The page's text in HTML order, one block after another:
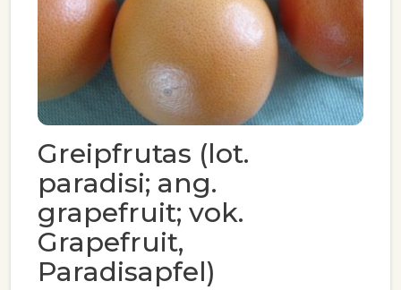
Greipfrutas (lot.
paradisi; ang.
grapefruit; vok.
Grapefruit,
Paradisapfel)